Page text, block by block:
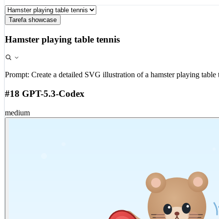
Tarefa showcase
Hamster playing table tennis
Prompt: Create a detailed SVG illustration of a hamster playing table
#18 GPT-5.3-Codex
medium